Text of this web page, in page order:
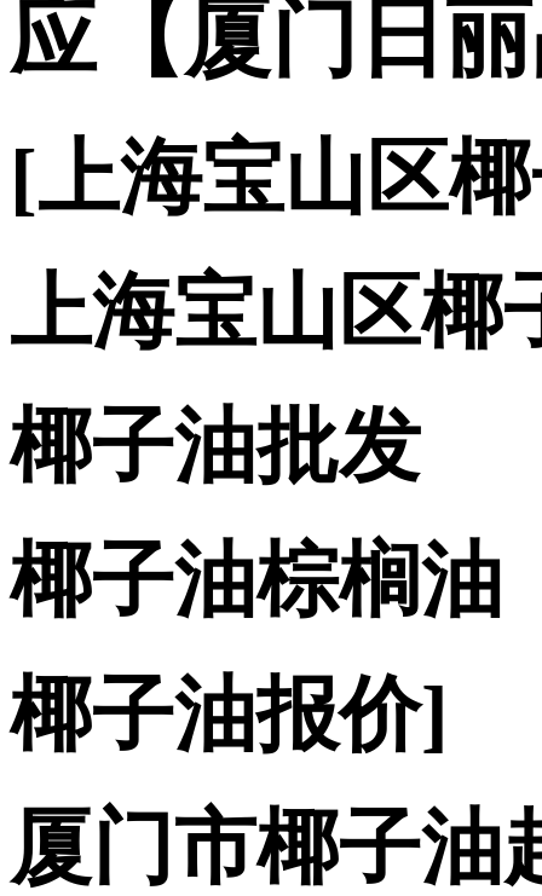
应【厦门日
[上海宝山区
上海宝山区椰
椰子油批发
椰子油棕榈油
椰子油报价]
厦门市椰子油